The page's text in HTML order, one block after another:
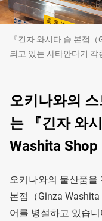
『긴자 와시타 숍 본점
되고 있는 사타안다기 각
오키나와의
는 『긴자 와
Washita Shop
오키나와의 물산품을
본점（Ginza
어를 병설하고 있습